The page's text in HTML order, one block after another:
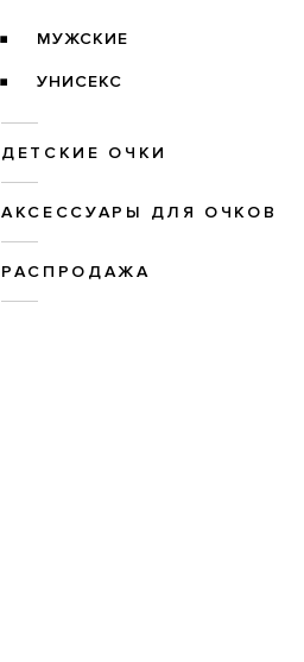
МУЖСКИЕ
УНИСЕКС
ДЕТСКИЕ ОЧКИ
АКСЕССУАРЫ ДЛЯ ОЧКОВ
РАСПРОДАЖА